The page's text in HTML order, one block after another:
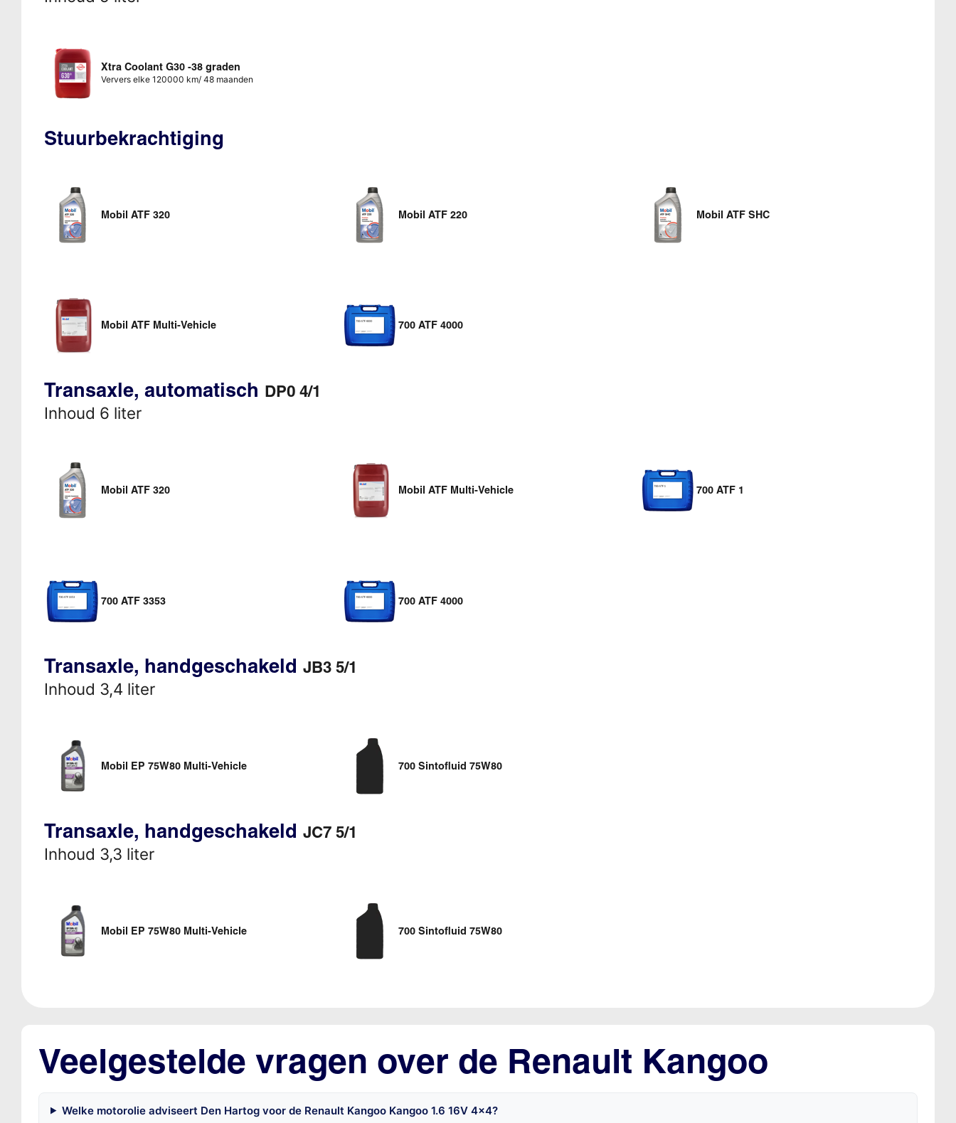
Xtra Coolant G30 -38 graden
Ververs elke 120000 km/ 48 maanden
Stuurbekrachtiging
Mobil ATF 320 Mobil ATF 220 Mobil ATF SHC
Mobil ATF Multi-Vehicle 700 ATF 4000
Transaxle, automatisch DP0 4/1
Inhoud 6 liter
Mobil ATF 320 Mobil ATF Multi-Vehicle 700 ATF 1
700 ATF 3353 700 ATF 4000
Transaxle, handgeschakeld JB3 5/1
Inhoud 3,4 liter
Mobil EP 75W80 Multi-Vehicle 700 Sintofluid 75W80
Transaxle, handgeschakeld JC7 5/1
Inhoud 3,3 liter
Mobil EP 75W80 Multi-Vehicle 700 Sintofluid 75W80
Veelgestelde vragen over de Renault Kangoo
Welke motorolie adviseert Den Hartog voor de Renault Kangoo Kangoo 1.6 16V 4x4?